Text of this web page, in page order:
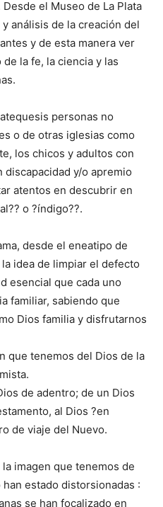
el Museo de La Plata
análisis de la creación del
y de esta manera ver
la fe, la ciencia y las
personas no
o de otras iglesias como
los chicos y adultos con
y/o apremio
atentos en descubrir en
o ?índigo??.
desde el eneatipo de
idea de limpiar el defecto
esencial que cada uno
familiar, sabiendo que
Dios familia y disfrutarnos
que tenemos del Dios de la
de adentro; de un Dios
al Dios ?en
de viaje del Nuevo.
imagen que tenemos de
estado distorsionadas :
se han focalizado en